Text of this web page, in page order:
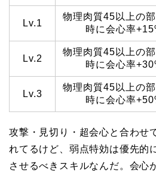
Lv.1
物理肉質45以上の
時に会心率
Lv.2
物理肉質45以上の
時に会心率
Lv.3
物理肉質45以上の
時に会心率
攻撃・見切り・超会心と合わせ
れてるけど、弱点特効は優先的
させるべきスキルなんだ。会心